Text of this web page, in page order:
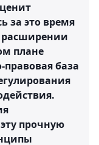
за это время
плане
база
прочную